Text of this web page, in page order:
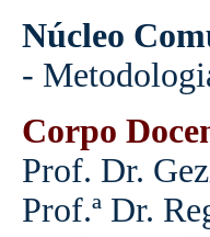
Núcleo
-
Corpo
Prof. Dr.
Prof.ª Dr.